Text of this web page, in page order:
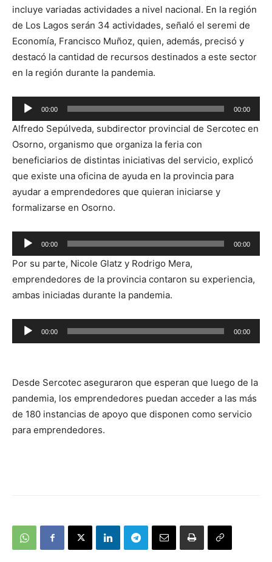
incluye variadas actividades a nivel nacional. En la región
de Los Lagos serán 34 actividades, señaló el seremi de
Economía, Francisco Muñoz, quien, además, precisó y
destacó la cantidad de recursos destinados a este sector
en la región durante la pandemia.
Reproductor
de
audio
00:00 00:00
Alfredo Sepúlveda, subdirector provincial de Sercotec en
Osorno, organismo que organiza la feria con
beneficiarios de distintas iniciativas del servicio, explicó
que existe una oficina de ayuda en la provincia para
ayudar a emprendedores que quieran iniciarse y
formalizarse en Osorno.
Reproductor
de
audio
00:00 00:00
Por su parte, Nicole Glatz y Rodrigo Mera,
emprendedores de la provincia contaron su experiencia,
ambas iniciadas durante la pandemia.
Reproductor
de
00:00 00:00
Desde Sercotec aseguraron que esperan que luego de la
pandemia, los emprendedores puedan acceder a las más
de 180 instancias de apoyo que disponen como servicio
para emprendedores.